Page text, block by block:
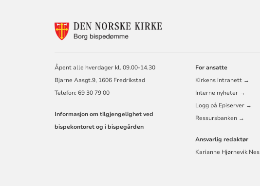
KONTAKTINFORMASJON
BISPEDØMMERÅD
Åpent alle hverdager kl. 09.00-14.30
Bjarne Aasgt.9, 1606 Fredrikstad
Telefon: 69 30 79 00
Informasjon om tilgjengelighet ved
bispekontoret og i bispegården
For ansatte
Kirkens intranett →
Interne nyheter →
Logg på Episerver →
Ressursbanken →
Ansvarlig redaktør
Karianne Hjørnevik Nes